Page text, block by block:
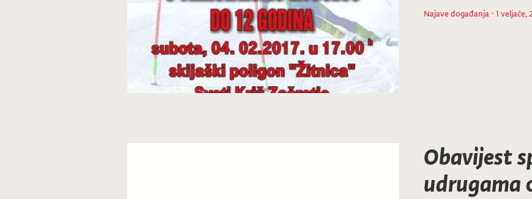
Najave događanja · 1 veljače,
Obavijest
udrugama